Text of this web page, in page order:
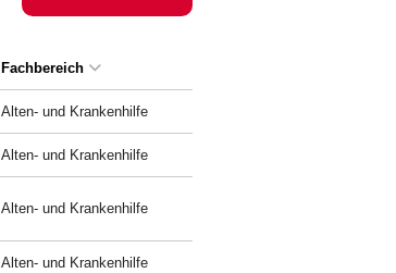
Fachbereich
Alten- und Krankenhilfe
Alten- und Krankenhilfe
Alten- und Krankenhilfe
Alten- und Krankenhilfe